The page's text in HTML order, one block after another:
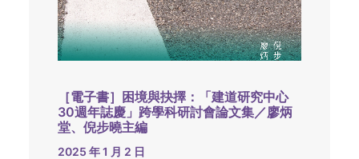
［電子書］困境與抉擇：「建道研究中心
30週年誌慶」跨學科研討會論文集／廖炳
堂、倪步曉主編
2025 年 1 月 2 日